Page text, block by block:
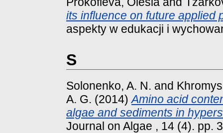
its influence on future applied
aspekty w edukacji i
S
Solonenko, A. N. and
A. G. (2014)Amino acid
algae and sediments in
Journal on Algae , 14 (4). pp.